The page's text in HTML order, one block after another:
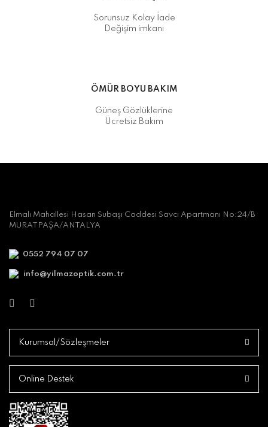
Sorunsuz Kolay İade
Değişim imkanı
ÖMÜR BOYU BAKIM
Güneş Gözlüklerine
Ücretsiz Bakım
Elmalı Mahallesi Hasan Subaşı Caddesi Savcı Apartmanı No:24/B
MURATPAŞA/ANTALYA
0552 794 07 07
info@yilmazoptik.com.tr
Kurumsal/Sözleşmeler
Online Destek